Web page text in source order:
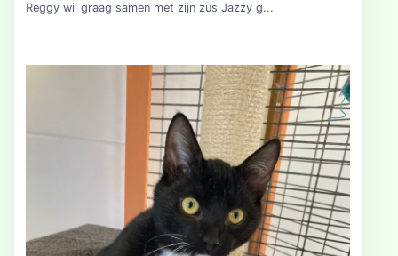
Reggy wil graag samen met zijn zus Jazzy g...